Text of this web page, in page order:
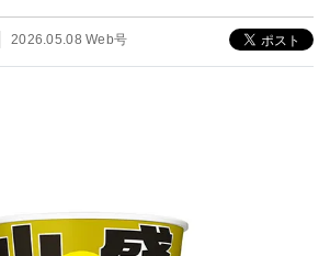
2026.05.08 Web号